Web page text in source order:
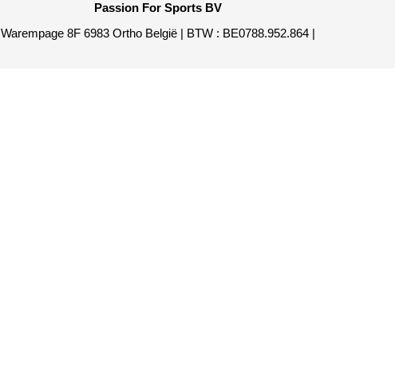
Passion For Sports BV
Warempage 8F 6983 Ortho België | BTW : BE0788.952.864 |